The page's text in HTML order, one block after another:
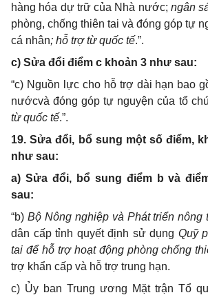
hàng hóa dự trữ của Nhà nước; ngân
phòng, chống thiên tai và đóng góp tự
cá nhân; hỗ trợ từ quốc tế.”.
c) Sửa đổi điểm c khoản 3 như sau:
“c) Nguồn lực cho hỗ trợ dài hạn bao
nướcvà đóng góp tự nguyện của tổ
từ quốc tế.”.
19. Sửa đổi, bổ sung một số điểm,
như sau:
a) Sửa đổi, bổ sung điểm b và
sau:
“b) Bộ Nông nghiệp và Phát triển nông
dân cấp tỉnh quyết định sử dụng Quỹ
tai để hỗ trợ hoạt động phòng chống
trợ khẩn cấp và hỗ trợ trung hạn.
c) Ủy ban Trung ương Mặt trận Tổ